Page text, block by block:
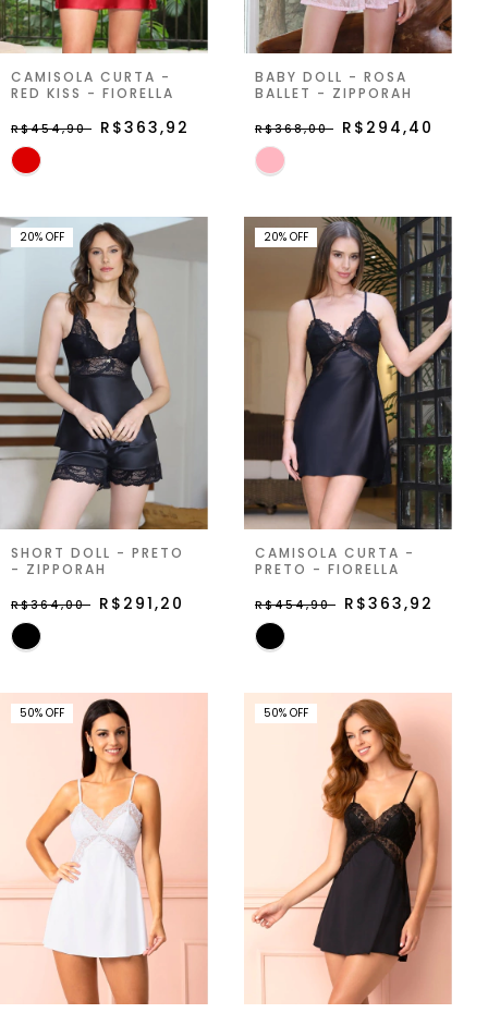
CAMISOLA CURTA -
RED KISS - FIORELLA
R$454,90 R$363,92
BABY DOLL - ROSA
BALLET - ZIPPORAH
R$368,00 R$294,40
20% OFF
SHORT DOLL - PRETO
- ZIPPORAH
R$364,00 R$291,20
20% OFF
CAMISOLA CURTA -
PRETO - FIORELLA
R$454,90 R$363,92
50% OFF 50% OFF